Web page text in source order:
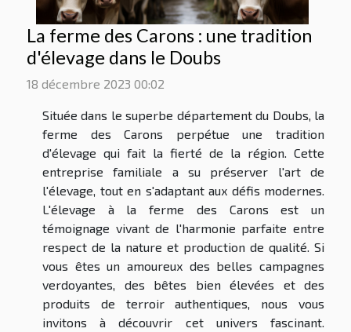
La ferme des Carons : une tradition
d'élevage dans le Doubs
18 décembre 2023 00:02
Située dans le superbe département du Doubs, la
ferme des Carons perpétue une tradition
d'élevage qui fait la fierté de la région. Cette
entreprise familiale a su préserver l'art de
l'élevage, tout en s'adaptant aux défis modernes.
L'élevage à la ferme des Carons est un
témoignage vivant de l'harmonie parfaite entre
respect de la nature et production de qualité. Si
vous êtes un amoureux des belles campagnes
verdoyantes, des bêtes bien élevées et des
produits de terroir authentiques, nous vous
invitons à découvrir cet univers fascinant.